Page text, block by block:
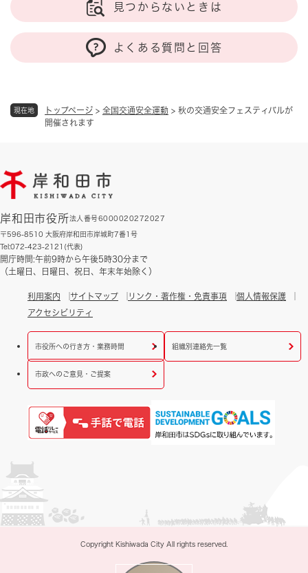
現在地 トップページ > 全国交通安全運動 > 秋の交通安全フェスティバルが
開催されます
見つからないときは
よくある質問と回答
岸和田市役所法人番号6000020272027
〒596-8510 大阪府岸和田市岸城町7番1号
Tel:072-423-2121(代表)
開庁時間:午前9時から午後5時30分まで
（土曜日、日曜日、祝日、年末年始除く）
利用案内 サイトマップ リンク・著作権・免責事項
個人情報保護
アクセシビリティ
市役所への行き方・業務時間 組織別連絡先一覧
市政へのご意見・ご提案
Copyright Kishiwada City All rights reserved.